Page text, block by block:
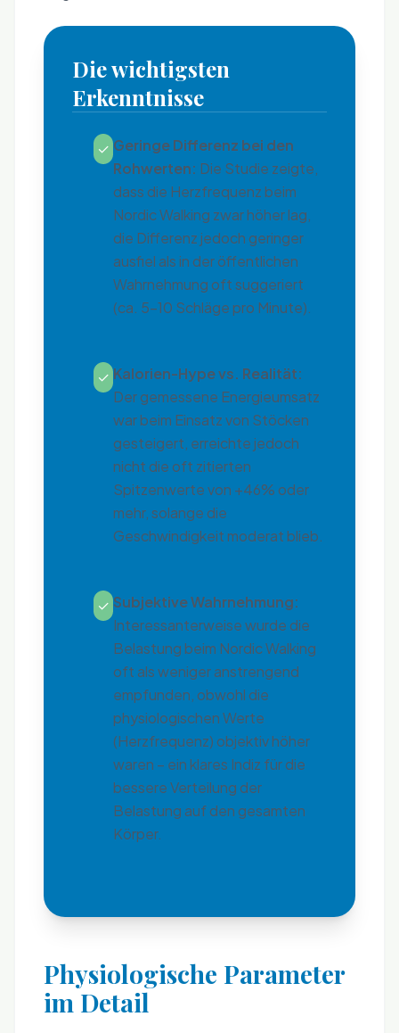
Die wichtigsten
Erkenntnisse
✓ Geringe Differenz bei den
Rohwerten: Die Studie zeigte,
dass die Herzfrequenz beim
Nordic Walking zwar höher lag,
die Differenz jedoch geringer
ausfiel als in der öffentlichen
Wahrnehmung oft suggeriert
(ca. 5-10 Schläge pro Minute).
✓ Kalorien-Hype vs. Realität:
Der gemessene Energieumsatz
war beim Einsatz von Stöcken
gesteigert, erreichte jedoch
nicht die oft zitierten
Spitzenwerte von +46% oder
mehr, solange die
Geschwindigkeit moderat blieb.
✓ Subjektive Wahrnehmung:
Interessanterweise wurde die
Belastung beim Nordic Walking
oft als weniger anstrengend
empfunden, obwohl die
physiologischen Werte
(Herzfrequenz) objektiv höher
waren – ein klares Indiz für die
bessere Verteilung der
Belastung auf den gesamten
Körper.
Physiologische Parameter
im Detail